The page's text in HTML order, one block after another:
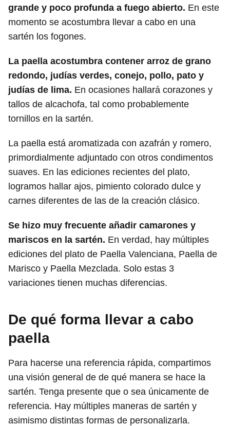
grande y poco profunda a fuego abierto. En este
momento se acostumbra llevar a cabo en una
sartén los fogones.
La paella acostumbra contener arroz de grano
redondo, judías verdes, conejo, pollo, pato y
judías de lima. En ocasiones hallará corazones y
tallos de alcachofa, tal como probablemente
tornillos en la sartén.
La paella está aromatizada con azafrán y romero,
primordialmente adjuntado con otros condimentos
suaves. En las ediciones recientes del plato,
logramos hallar ajos, pimiento colorado dulce y
carnes diferentes de las de la creación clásico.
Se hizo muy frecuente añadir camarones y
mariscos en la sartén. En verdad, hay múltiples
ediciones del plato de Paella Valenciana, Paella de
Marisco y Paella Mezclada. Solo estas 3
variaciones tienen muchas diferencias.
De qué forma llevar a cabo
paella
Para hacerse una referencia rápida, compartimos
una visión general de de qué manera se hace la
sartén. Tenga presente que o sea únicamente de
referencia. Hay múltiples maneras de sartén y
asimismo distintas formas de personalizarla.